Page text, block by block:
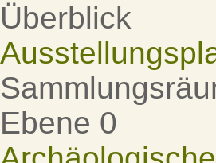
Überblick
Ebene 0